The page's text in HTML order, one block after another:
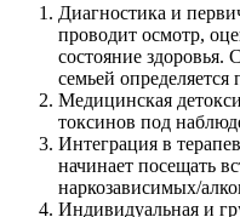
Диагностика и
проводит осмотр,
состояние здоровья.
семьей
Медицинская
токсинов под
Интеграция в
начинает посещать
наркозависимых/
Индивидуальная и